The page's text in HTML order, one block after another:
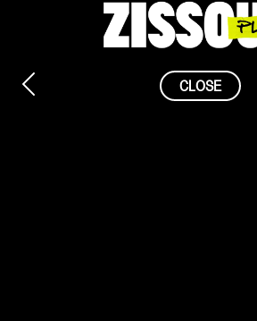
CLOSE